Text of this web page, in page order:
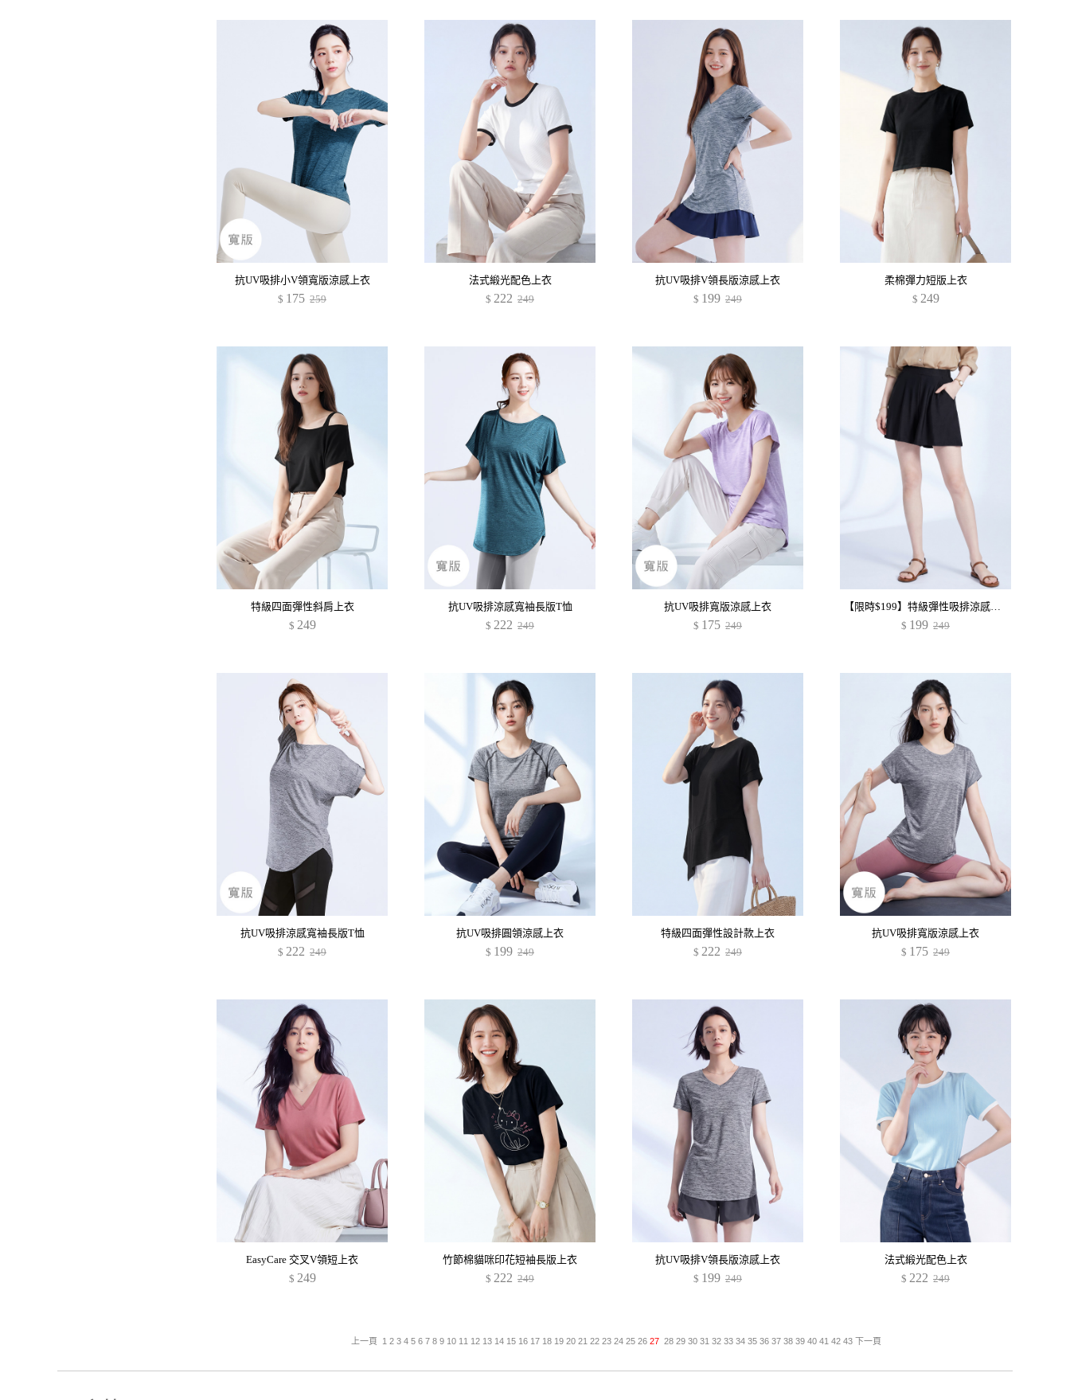
抗UV吸排小V領寬版涼感上衣
$ 175 259
法式緞光配色上衣
$ 222 249
抗UV吸排V領長版涼感上衣
$ 199 249
柔棉彈力短版上衣
$ 249
特級四面彈性斜肩上衣
$ 249
抗UV吸排涼感寬袖長版T恤
$ 222 249
抗UV吸排寬版涼感上衣
$ 175 249
【限時$199】特級彈性吸排涼感短褲裙
$ 199 249
抗UV吸排涼感寬袖長版T恤
$ 222 249
抗UV吸排圓領涼感上衣
$ 199 249
特級四面彈性設計款上衣
$ 222 249
抗UV吸排寬版涼感上衣
$ 175 249
EasyCare 交叉V領短上衣
$ 249
竹節棉貓咪印花短袖長版上衣
$ 222 249
抗UV吸排V領長版涼感上衣
$ 199 249
法式緞光配色上衣
$ 222 249
上一頁 1 2 3 4 5 6 7 8 9 10 11 12 13 14 15 16 17 18 19 20 21 22 23 24 25 2627 28 29 30 31 32 33 34 35 36 37 38 39 40 41 42 43下一頁